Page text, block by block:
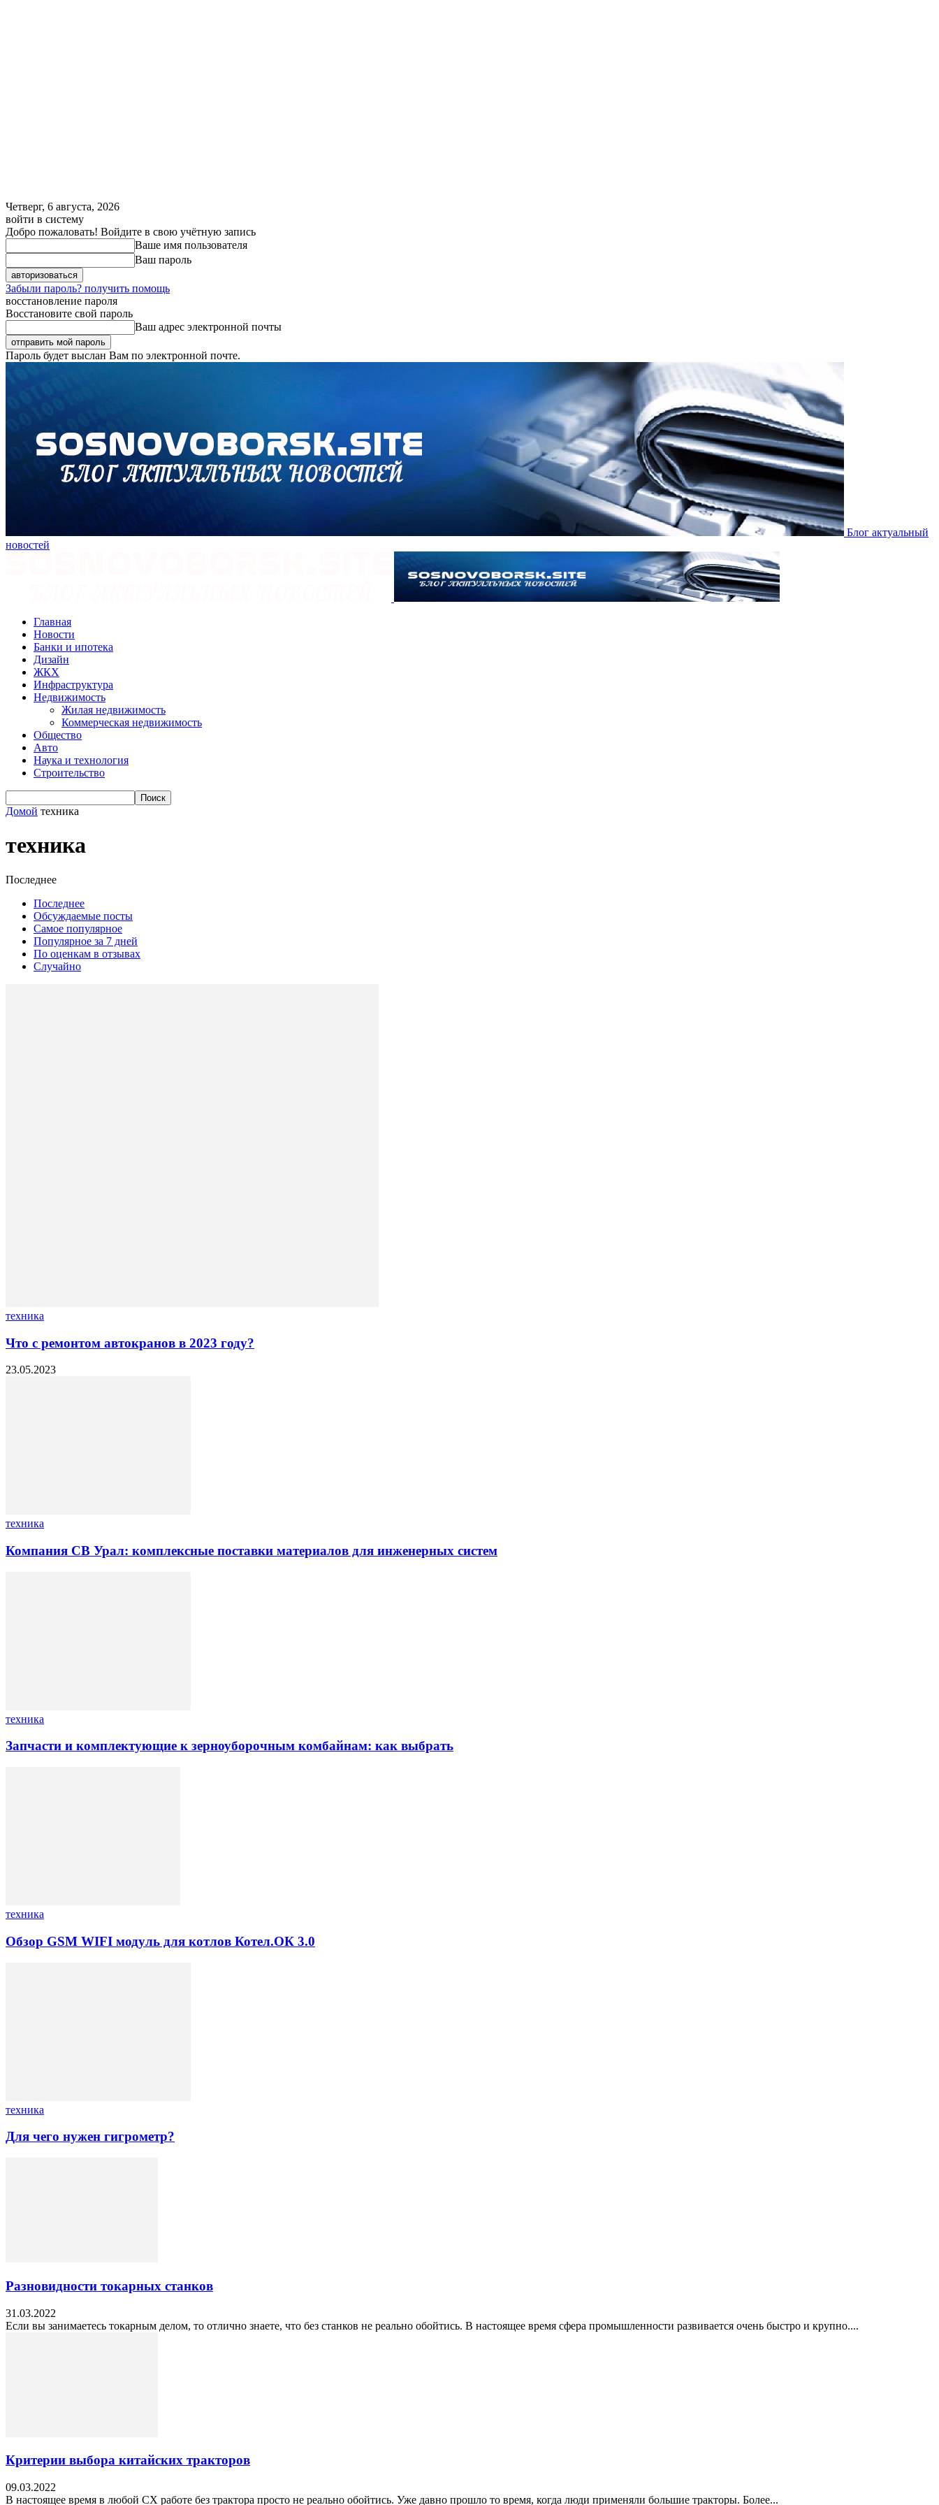
Четверг, 6 августа, 2026
войти в систему
Добро пожаловать! Войдите в свою учётную запись
Ваше имя пользователя
Ваш пароль
Забыли пароль? получить помощь
восстановление пароля
Восстановите свой пароль
Ваш адрес электронной почты
Пароль будет выслан Вам по электронной почте.
Блог актуальный
новостей
Главная
Новости
Банки и ипотека
Дизайн
ЖКХ
Инфраструктура
Недвижимость
Жилая недвижимость
Коммерческая недвижимость
Общество
Авто
Наука и технология
Строительство
Домой техника
техника
Последнее
Последнее
Обсуждаемые посты
Самое популярное
Популярное за 7 дней
По оценкам в отзывах
Случайно
техника
Что с ремонтом автокранов в 2023 году?
23.05.2023
техника
Компания СВ Урал: комплексные поставки материалов для инженерных систем
техника
Запчасти и комплектующие к зерноуборочным комбайнам: как выбрать
техника
Обзор GSM WIFI модуль для котлов Котел.ОК 3.0
техника
Для чего нужен гигрометр?
Разновидности токарных станков
31.03.2022
Если вы занимаетесь токарным делом, то отлично знаете, что без станков не реально обойтись. В настоящее время сфера промышленности развивается очень быстро и крупно....
Критерии выбора китайских тракторов
09.03.2022
В настоящее время в любой СХ работе без трактора просто не реально обойтись. Уже давно прошло то время, когда люди применяли большие тракторы. Более...